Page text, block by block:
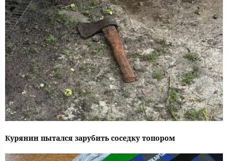
Курянин пытался зарубить соседку топором